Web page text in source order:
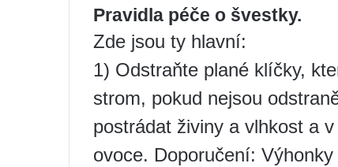
Pravidla péče o švestky.
Zde jsou ty hlavní:
1) Odstraňte plané klíčky,
strom, pokud nejsou
postrádat živiny a vlhkost a
ovoce. Doporučení: